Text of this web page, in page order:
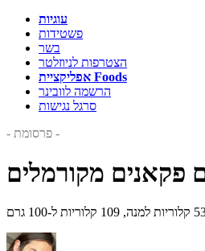
עוגיות
פשטידות
בשר
הצטרפות לניוזלטר
אפליקציית Foods
הרשמה לוובינר
סרגל נגישות
- פרסומת -
פקאנים מקורמלים